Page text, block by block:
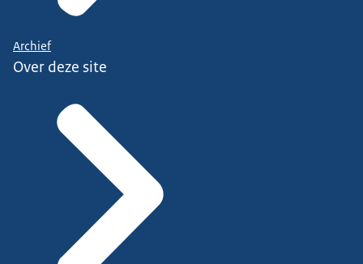
Archief
Over deze site